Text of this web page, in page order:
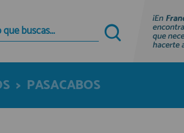
cliente
cuenta en francobordo.com podrás
revisar el estado de tus pedidos y
> PASACABOS